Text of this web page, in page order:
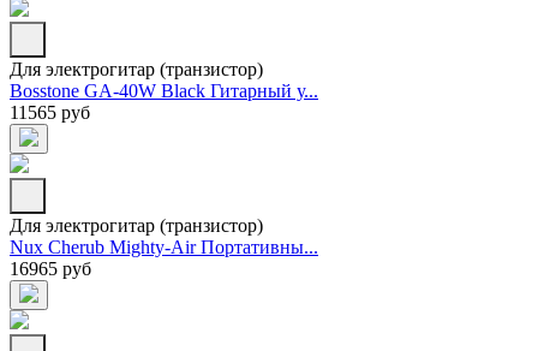
Для электрогитар (транзистор)
Bosstone GA-40W Black Гитарный у...
11565 руб
Для электрогитар (транзистор)
Nux Cherub Mighty-Air Портативны...
16965 руб